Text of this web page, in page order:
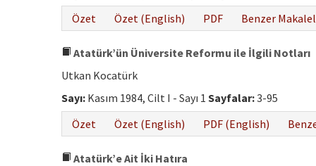
Özet
Özet (English) PDF Benzer
Atatürk’ün Üniversite Reformu ile İlgili Notları
Utkan Kocatürk
Sayı: Kasım 1984, Cilt I - Sayı 1 Sayfalar:3-95
Özet
Özet (English) PDF (English)
Atatürk’e Ait İki Hatıra